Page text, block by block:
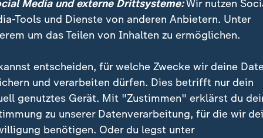
Integration und Verantwortung
es eine bessere Integration ausländischer
von vier ausländischen Pflegekräften nach dem
Nur wenn man auch eine gesellschaftliche
langfristig gewinnen. Das sollte aber nur ein
Media und externe Drittsysteme:Wir nutzen
Tools und Dienste von anderen Anbietern. Unter
um das Teilen von Inhalten zu ermöglichen.
entscheiden, für welche Zwecke wir deine
und verarbeiten dürfen. Dies betrifft nur dein
genutztes Gerät. Mit "Zustimmen" erklärst du
zu unserer Datenverarbeitung, für die wir
benötigen. Oder du legst unter